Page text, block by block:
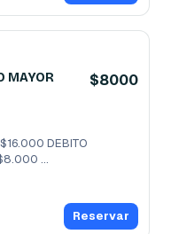
MAYOR
$8000
DEBITO
Reservar